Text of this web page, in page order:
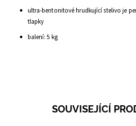
ultra-bentonitové hrudkující stelivo je
tlapky
balení: 5 kg
SOUVISEJÍCÍ